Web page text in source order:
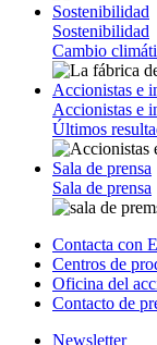
Sostenibilidad
Sostenibilidad
Cambio
Accionistas e
Accionistas e
Últimos
Sala de prensa
Sala de prensa
Contacta con
Centros de
Oficina del
Contacto de
Newsletter